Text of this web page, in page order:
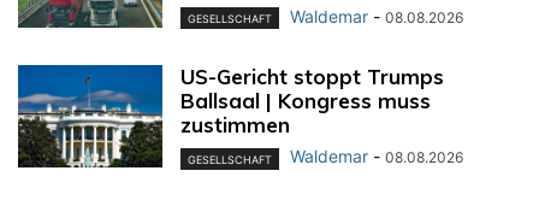
GESELLSCHAFT Waldemar - 08.08.2026
US-Gericht stoppt Trumps
Ballsaal | Kongress muss
zustimmen
GESELLSCHAFT Waldemar - 08.08.2026